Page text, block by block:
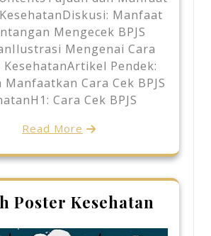
KesehatanDiskusi: Manfaat
Mengecek BPJS
Mengenai Cara
KesehatanArtikel Pendek:
Manfaatkan Cara Cek BPJS
Cara Cek BPJS
Read More
Poster Kesehatan